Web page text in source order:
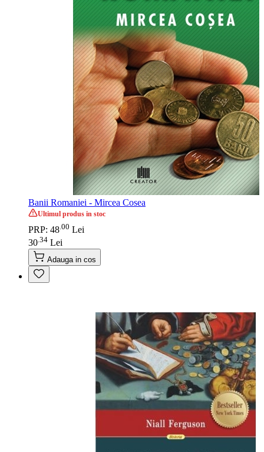
Banii Romaniei - Mircea Cosea
Ultimul produs in stoc
PRP: 48 00 Lei
30 34 Lei
Adauga in cos